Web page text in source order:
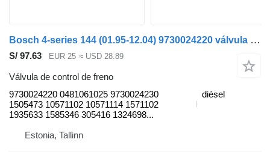
Bosch 4-series 144 (01.95-12.04) 9730024220 válvula de control de freno para Scania 4-series (1995-2006) cabeza tractora
S/ 97.63 EUR 25 ≈ USD 28.89
Válvula de control de freno
9730024220 0481061025 9730024230
1505473 10571102 10571114 1571102
1935633 1585346 305416 1324698...
diésel
Estonia, Tallinn